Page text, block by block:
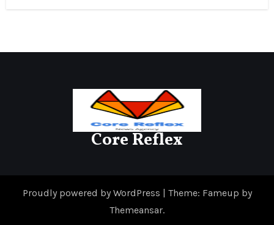
Core Reflex
Proudly powered by WordPress | Theme: Fameup by
Themeansar.